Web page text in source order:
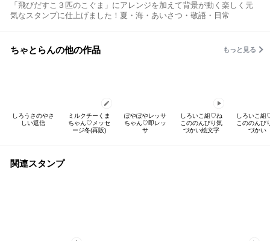
「飛びだすこ３匹のこぐま」にアレンジを加えて背景が動く楽しく元
気なスタンプに仕上げました！夏・海・あいさつ・敬語・日常
ちゃとらんの他の作品 もっと見る
しろうさのやさ
しい返信
ミルクチーくま
ちゃん♡メッセ
ージ冬(再販)
ぽやぽやレッサ
ちゃん♡即レッ
サ
しろいこ組♡ね
こののんびり気
づかい絵文字
しろいこ組
こののんび
づかい
関連スタンプ